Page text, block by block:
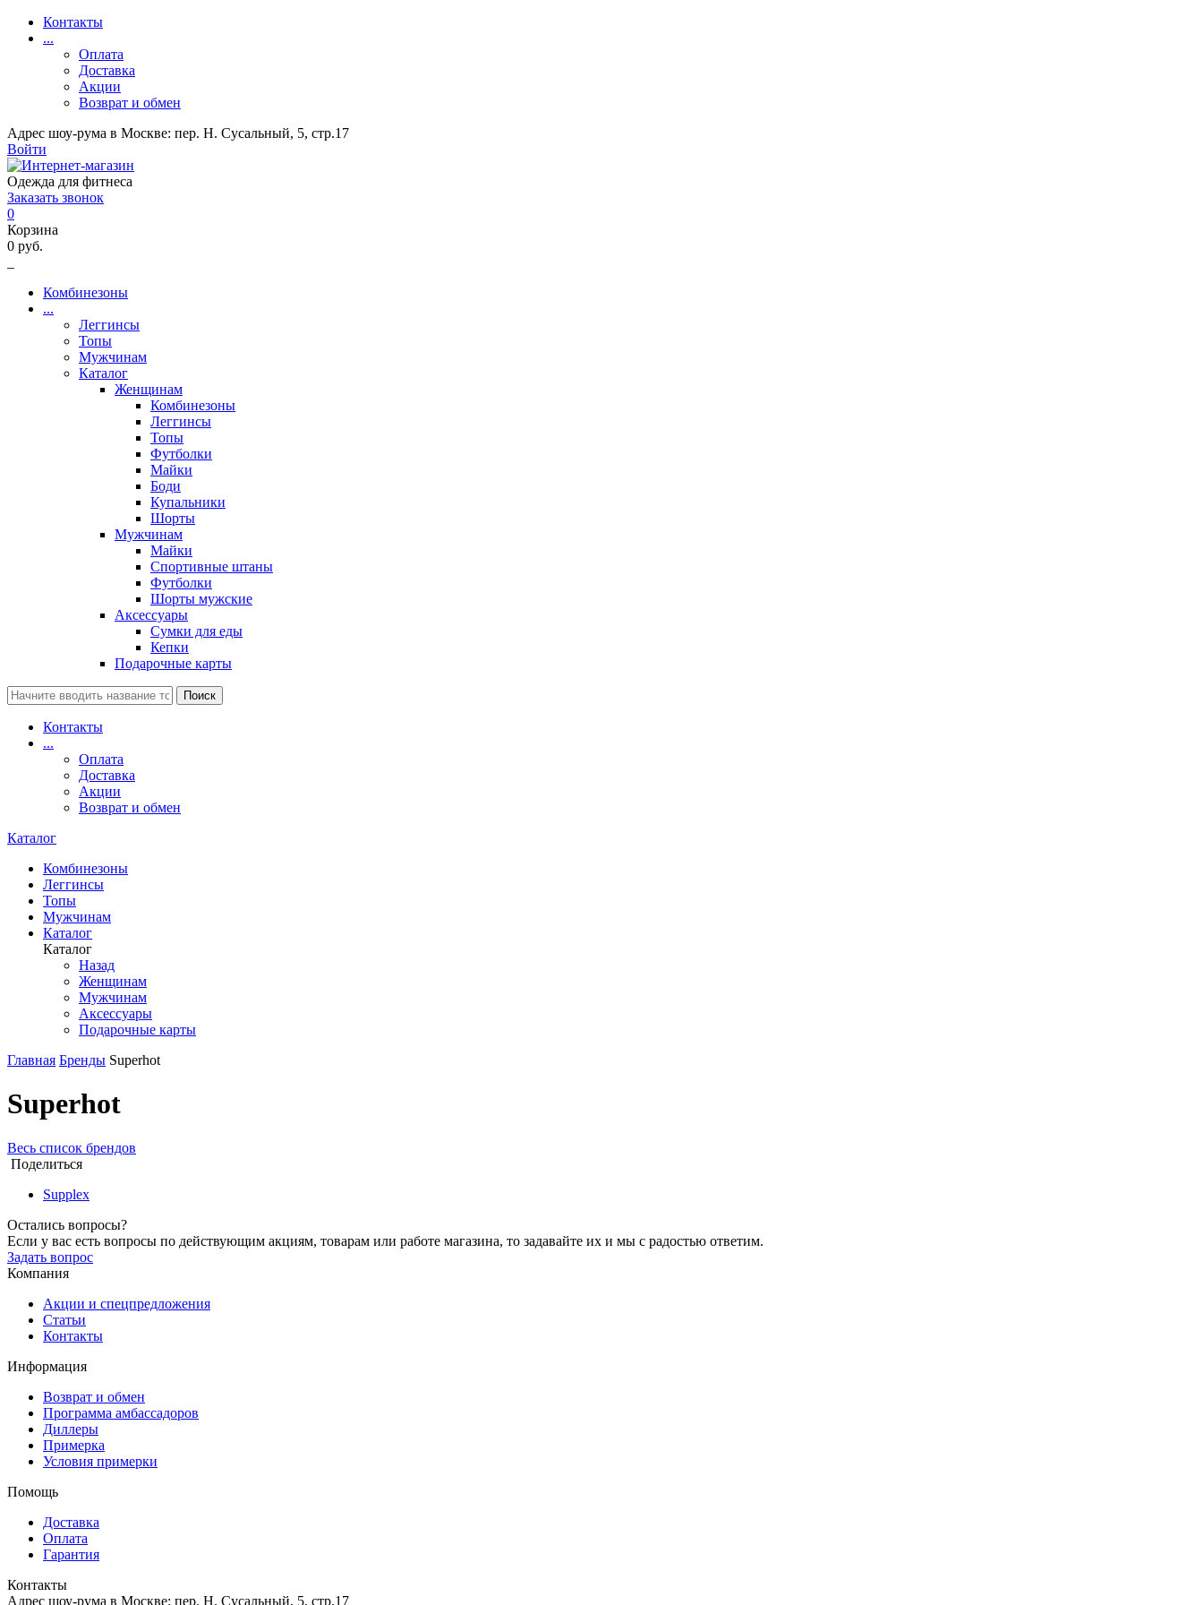
Контакты
...
Оплата
Доставка
Акции
Возврат и обмен
Адрес шоу-рума в Москве: пер. Н. Сусальный, 5, стр.17
Войти
Одежда для фитнеса
Заказать звонок
0
Корзина
0 руб.
Комбинезоны
...
Леггинсы
Топы
Мужчинам
Каталог
Женщинам
Комбинезоны
Леггинсы
Топы
Футболки
Майки
Боди
Купальники
Шорты
Мужчинам
Майки
Спортивные штаны
Футболки
Шорты мужские
Аксессуары
Сумки для еды
Кепки
Подарочные карты
Поиск
Контакты
...
Оплата
Доставка
Акции
Возврат и обмен
Каталог
Комбинезоны
Леггинсы
Топы
Мужчинам
Каталог
Каталог
Назад
Женщинам
Мужчинам
Аксессуары
Подарочные карты
Главная Бренды Superhot
Superhot
Весь список брендов
Поделиться
Supplex
Остались вопросы?
Если у вас есть вопросы по действующим акциям, товарам или работе магазина, то задавайте их и мы с радостью ответим.
Задать вопрос
Компания
Акции и спецпредложения
Статьи
Контакты
Информация
Возврат и обмен
Программа амбассадоров
Диллеры
Примерка
Условия примерки
Помощь
Доставка
Оплата
Гарантия
Контакты
Адрес шоу-рума в Москве: пер. Н. Сусальный, 5, стр.17